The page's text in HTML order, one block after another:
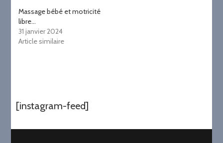
Massage bébé et motricité
libre…
31 janvier 2024
Article similaire
[instagram-feed]